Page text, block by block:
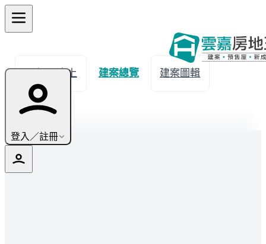
登入／註冊
← 返回水上 建案總覽 建案圖輯
生活機能